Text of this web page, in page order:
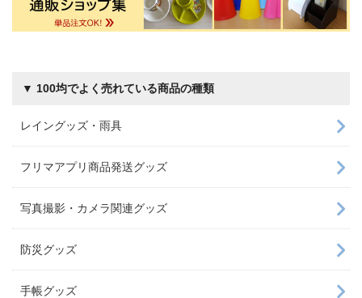
▼ 100均でよく売れている商品の種類
レイングッズ・雨具
フリマアプリ商品発送グッズ
写真撮影・カメラ関連グッズ
防災グッズ
手帳グッズ